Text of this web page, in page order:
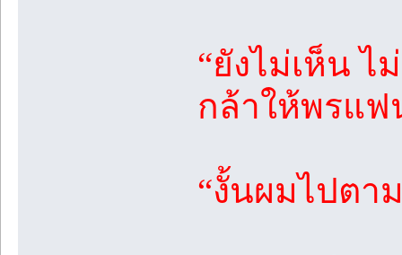
“ยังไม่เห็น
กล้าให้พรแฟ
“งั้นผมไปตา